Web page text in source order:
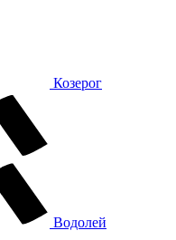
Козерог
Водолей